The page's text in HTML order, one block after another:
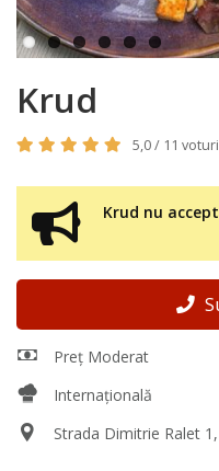
Krud
5,0 / 11 voturi
Krud nu
Preț Moderat
Internațională
Strada Dimitrie Ralet